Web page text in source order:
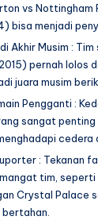
vs Nottingham
bisa menjadi
Akhir Musim :
pernah lolos
juara musim
Pengganti :
sangat
cedera
: Tekanan
tim, seperti
Crystal Palace
bertahan.